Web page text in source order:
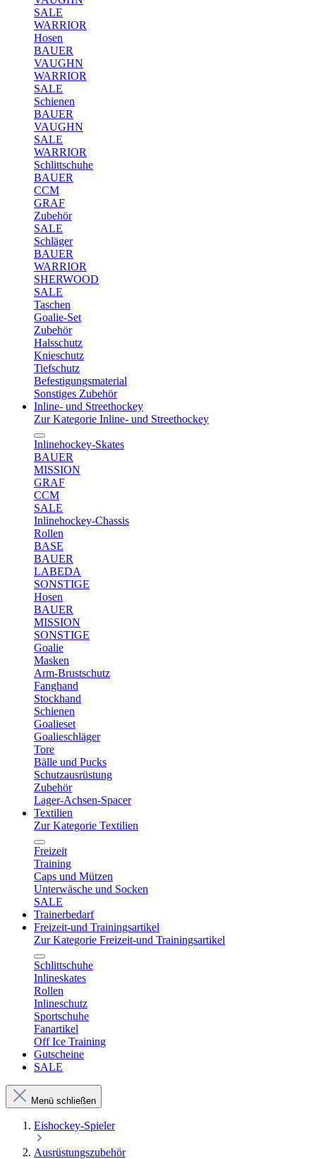
SALE
WARRIOR
Hosen
BAUER
VAUGHN
WARRIOR
SALE
Schienen
BAUER
VAUGHN
SALE
WARRIOR
Schlittschuhe
BAUER
CCM
GRAF
Zubehör
SALE
Schläger
BAUER
WARRIOR
SHERWOOD
SALE
Taschen
Goalie-Set
Zubehör
Halsschutz
Knieschutz
Tiefschutz
Befestigungsmaterial
Sonstiges Zubehör
Inline- und Streethockey
Zur Kategorie Inline- und Streethockey
Inlinehockey-Skates
BAUER
MISSION
GRAF
CCM
SALE
Inlinehockey-Chassis
Rollen
BASE
BAUER
LABEDA
SONSTIGE
Hosen
BAUER
MISSION
SONSTIGE
Goalie
Masken
Arm-Brustschutz
Fanghand
Stockhand
Schienen
Goalieset
Goalieschläger
Tore
Bälle und Pucks
Schutzausrüstung
Zubehör
Lager-Achsen-Spacer
Textilien
Zur Kategorie Textilien
Freizeit
Training
Caps und Mützen
Unterwäsche und Socken
SALE
Trainerbedarf
Freizeit-und Trainingsartikel
Zur Kategorie Freizeit-und Trainingsartikel
Schlittschuhe
Inlineskates
Rollen
Inlineschutz
Sportschuhe
Fanartikel
Off Ice Training
Gutscheine
SALE
Menü schließen
Eishockey-Spieler
Ausrüstungszubehör